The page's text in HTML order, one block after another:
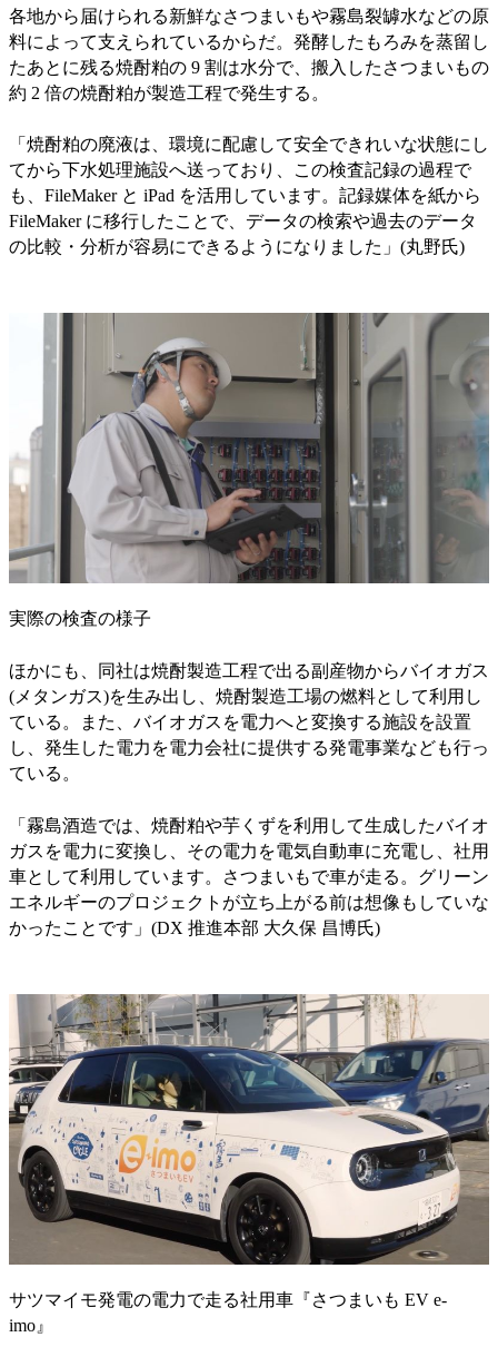
各地から届けられる新鮮なさつまいもや霧島裂罅水などの原
料によって支えられているからだ。発酵したもろみを蒸留し
たあとに残る焼酎粕の 9 割は水分で、搬入したさつまいもの
約 2 倍の焼酎粕が製造工程で発生する。
「焼酎粕の廃液は、環境に配慮して安全できれいな状態にし
てから下水処理施設へ送っており、この検査記録の過程で
も、FileMaker と iPad を活用しています。記録媒体を紙から
FileMaker に移行したことで、データの検索や過去のデータ
の比較・分析が容易にできるようになりました」(丸野氏)
実際の検査の様子
ほかにも、同社は焼酎製造工程で出る副産物からバイオガス
(メタンガス)を生み出し、焼酎製造工場の燃料として利用し
ている。また、バイオガスを電力へと変換する施設を設置
し、発生した電力を電力会社に提供する発電事業なども行っ
ている。
「霧島酒造では、焼酎粕や芋くずを利用して生成したバイオ
ガスを電力に変換し、その電力を電気自動車に充電し、社用
車として利用しています。さつまいもで車が走る。グリーン
エネルギーのプロジェクトが立ち上がる前は想像もしていな
かったことです」(DX 推進本部 大久保 昌博氏)
サツマイモ発電の電力で走る社用車『さつまいも EV e-
imo』